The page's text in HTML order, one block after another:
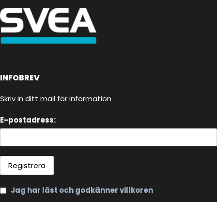
INFOBREV
Skriv in ditt mail för information
E-postadress:
Jag har läst och godkänner villkoren